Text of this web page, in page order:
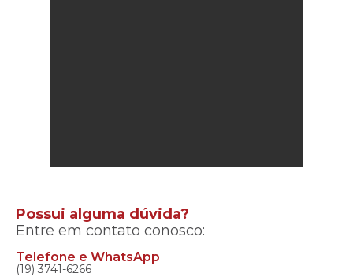
Possui alguma dúvida?
Entre em contato conosco:
Telefone e WhatsApp
(19) 3741-6266